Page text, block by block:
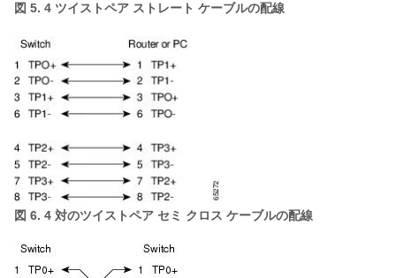
図 5. 4 ツイストペア ストレート ケーブルの配線
図 6. 4 対のツイストペア セミ クロス ケーブルの配線